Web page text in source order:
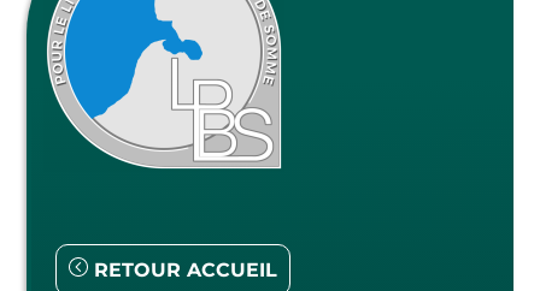
RETOUR ACCUEIL